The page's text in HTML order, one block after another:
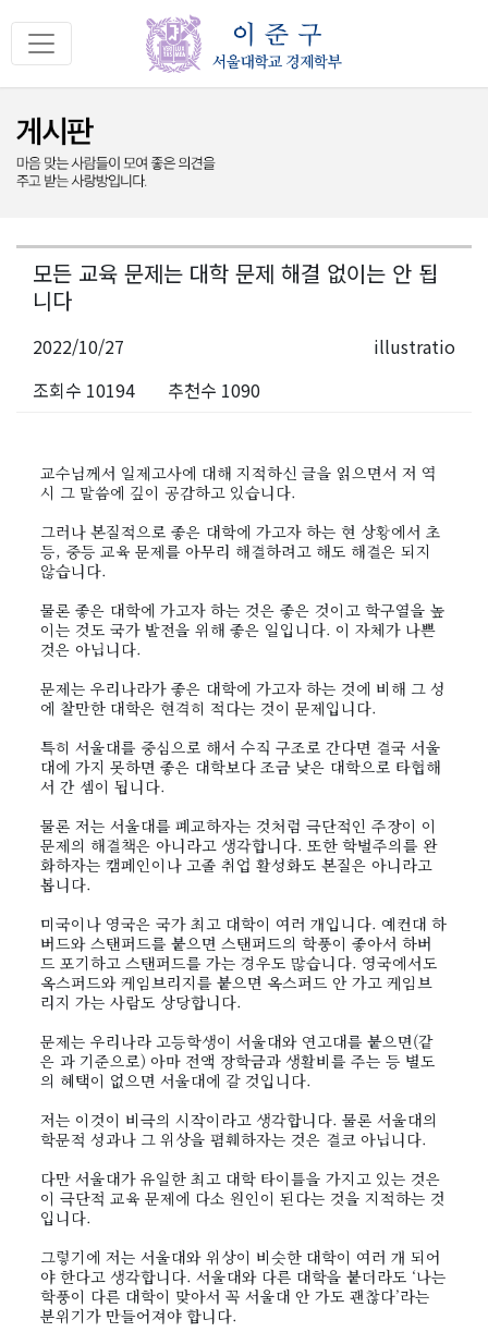
모든 교육 문제는 대학 문제 해결 없이는 안 됩
니다
2022/10/27
illustratio
조회수 10194
추천수 1090
교수님께서 일제고사에 대해 지적하신 글을 읽으면서 저 역
시 그 말씀에 깊이 공감하고 있습니다.
그러나 본질적으로 좋은 대학에 가고자 하는 현 상황에서 초
등, 중등 교육 문제를 아무리 해결하려고 해도 해결은 되지
않습니다.
물론 좋은 대학에 가고자 하는 것은 좋은 것이고 학구열을 높
이는 것도 국가 발전을 위해 좋은 일입니다. 이 자체가 나쁜
것은 아닙니다.
문제는 우리나라가 좋은 대학에 가고자 하는 것에 비해 그 성
에 찰만한 대학은 현격히 적다는 것이 문제입니다.
특히 서울대를 중심으로 해서 수직 구조로 간다면 결국 서울
대에 가지 못하면 좋은 대학보다 조금 낮은 대학으로 타협해
서 간 셈이 됩니다.
물론 저는 서울대를 폐교하자는 것처럼 극단적인 주장이 이
문제의 해결책은 아니라고 생각합니다. 또한 학벌주의를 완
화하자는 캠페인이나 고졸 취업 활성화도 본질은 아니라고
봅니다.
미국이나 영국은 국가 최고 대학이 여러 개입니다. 예컨대 하
버드와 스탠퍼드를 붙으면 스탠퍼드의 학풍이 좋아서 하버
드 포기하고 스탠퍼드를 가는 경우도 많습니다. 영국에서도
옥스퍼드와 케임브리지를 붙으면 옥스퍼드 안 가고 케임브
리지 가는 사람도 상당합니다.
문제는 우리나라 고등학생이 서울대와 연고대를 붙으면(같
은 과 기준으로) 아마 전액 장학금과 생활비를 주는 등 별도
의 혜택이 없으면 서울대에 갈 것입니다.
저는 이것이 비극의 시작이라고 생각합니다. 물론 서울대의
학문적 성과나 그 위상을 폄훼하자는 것은 결코 아닙니다.
다만 서울대가 유일한 최고 대학 타이틀을 가지고 있는 것은
이 극단적 교육 문제에 다소 원인이 된다는 것을 지적하는 것
입니다.
그렇기에 저는 서울대와 위상이 비슷한 대학이 여러 개 되어
야 한다고 생각합니다. 서울대와 다른 대학을 붙더라도 ‘나는
학풍이 다른 대학이 맞아서 꼭 서울대 안 가도 괜찮다’라는
분위기가 만들어져야 합니다.